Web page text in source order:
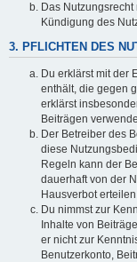
Das
Kündigung des
3. PFLICHTEN DES
Du erklärst mit der
enthält, die gegen
erklärst
Beiträgen
Der Betreiber des
diese
Regeln kann der
dauerhaft von der
Hausverbot erteilen.
Du nimmst zur
Inhalte von
er nicht zur
Benutzerkonto,